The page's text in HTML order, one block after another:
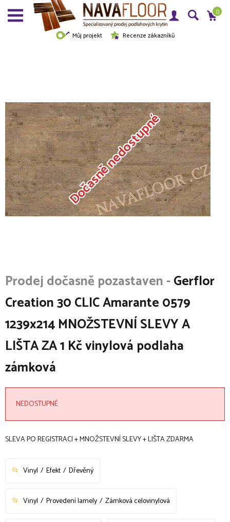
Můj projekt Recenze zákazníků
0
Dočasně nedostupné
Gerflor
Creation 30 CLIC Amarante 0579
1239x214 MNOŽSTEVNÍ SLEVY A
LIŠTA ZA 1 Kč vinylová podlaha
zámková
NEDOSTUPNÉ
SLEVA PO REGISTRACI + MNOŽSTEVNÍ SLEVY + LIŠTA ZDARMA
Vinyl Efekt Dřevěný
Vinyl Provedení lamely Zámková celovinylová